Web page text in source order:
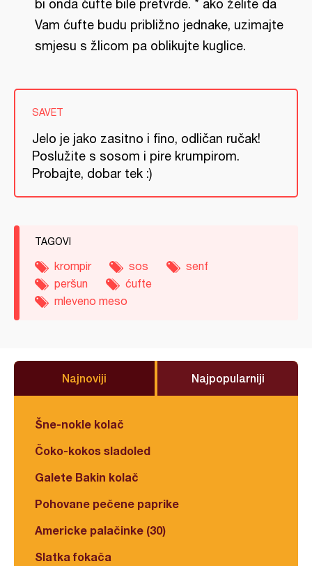
bi onda ćufte bile pretvrde. * ako želite da
Vam ćufte budu približno jednake, uzimajte
smjesu s žlicom pa oblikujte kuglice.
SAVET
Jelo je jako zasitno i fino, odličan ručak!
Poslužite s sosom i pire krumpirom.
Probajte, dobar tek :)
TAGOVI
krompir sos
senf
peršun
ćufte
mleveno meso
Najnoviji Najpopularniji
Šne-nokle kolač
Čoko-kokos sladoled
Galete Bakin kolač
Pohovane pečene paprike
Americke palačinke (30)
Slatka fokača